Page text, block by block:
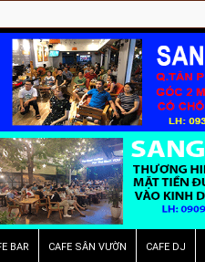
BAR CAFE SÂN VƯỜN CAFE DJ